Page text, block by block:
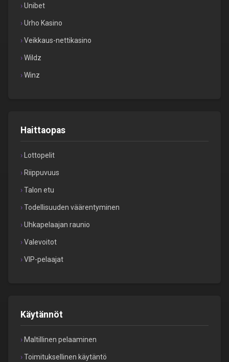
Unibet
Urho Kasino
Veikkaus-nettikasino
Wildz
Winz
Haittaopas
Lottopelit
Riippuvuus
Talon etu
Todellisuuden väärentyminen
Uhkapelaajan raunio
Valevoitot
VIP-pelaajat
Käytännöt
Maltillinen pelaaminen
Toimituksellinen käytäntö